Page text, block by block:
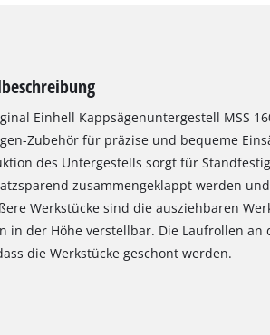
Einhell Kappsägenuntergestell MSS
Zubehör für präzise und bequeme
des Untergestells sorgt für
zusammengeklappt werden
Werkstücke sind die ausziehbaren
in der Höhe verstellbar. Die Laufrollen an
die Werkstücke geschont werden.